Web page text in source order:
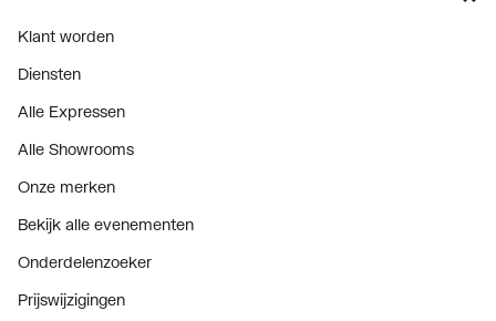
Klant worden
Diensten
Alle Expressen
Alle Showrooms
Onze merken
Bekijk alle evenementen
Onderdelenzoeker
Prijswijzigingen